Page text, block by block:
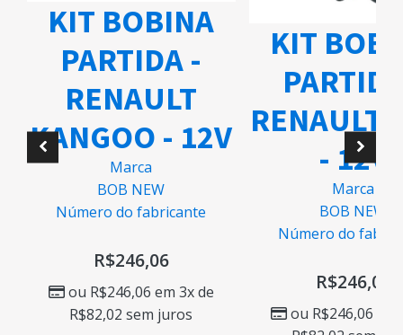
KIT BOBINA
PARTIDA -
RENAULT
KANGOO - 12V
Marca
BOB NEW
Número do fabricante
R$246,06
ou R$246,06 em 3x de
R$82,02 sem juros
KIT
RENAULT
- 12V
Marca
BOB NEW
Número do
R$246,06
ou R$246,06